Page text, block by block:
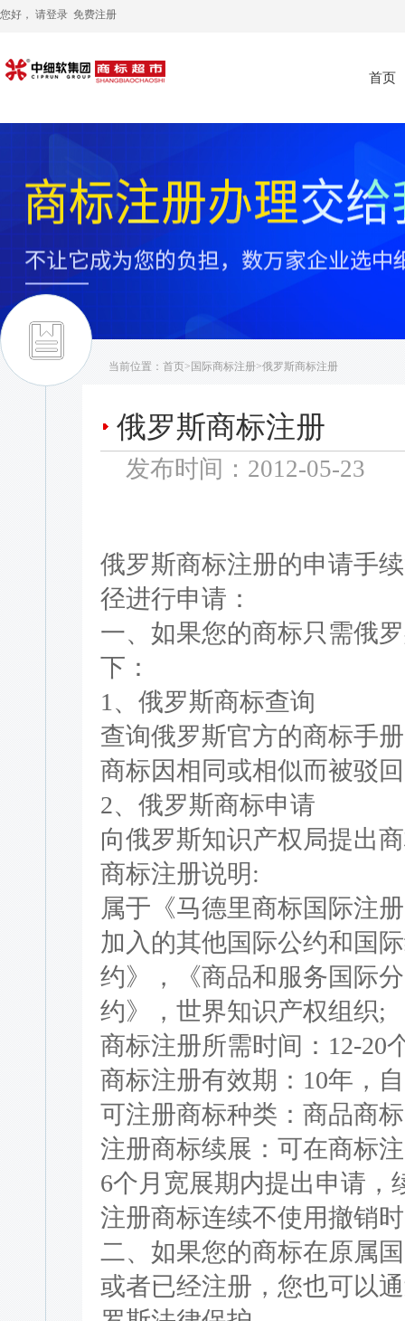
您好， 请登录 免费注册
首页
当前位置： 首页> 国际商标注册>俄罗斯商标注册
俄罗斯商标注册
发布时间：2012-05-23
俄罗斯商标注册的申请手
径进行申请：
一、如果您的商标只需俄
下：
1、俄罗斯商标查询
查询俄罗斯官方的商标手
商标因相同或相似而被驳
2、俄罗斯商标申请
向俄罗斯知识产权局提出
商标注册说明:
属于《马德里商标国际注
加入的其他国际公约和国
约》，《商品和服务国际
约》，世界知识产权组织;
商标注册所需时间：12-20
商标注册有效期：10年，
可注册商标种类：商品商
注册商标续展：可在商标
6个月宽展期内提出申请，
注册商标连续不使用撤销
二、如果您的商标在原属
或者已经注册，您也可以